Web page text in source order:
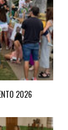
2026